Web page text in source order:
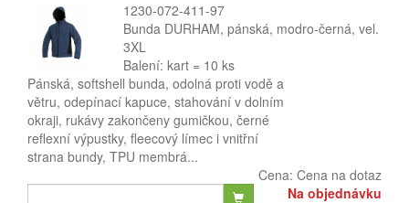
1230-072-411-97
Bunda DURHAM, pánská, modro-černá, vel.
3XL
Balení: kart = 10 ks
Pánská, softshell bunda, odolná proti vodě a
větru, odepínací kapuce, stahování v dolním
okraji, rukávy zakončeny gumičkou, černé
reflexní výpustky, fleecový límec i vnitřní
strana bundy, TPU membrá...
Cena: Cena na dotaz
Na objednávku